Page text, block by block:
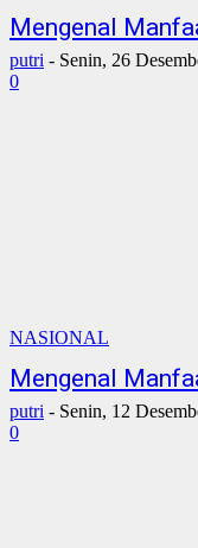
Mengenal
putri - Senin, 26
0
NASIONAL
Mengenal
putri - Senin, 12
0